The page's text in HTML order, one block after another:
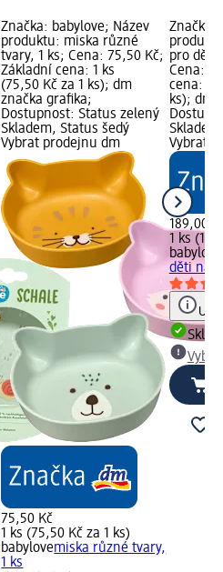
Značka: babylove; Název
produktu: miska různé
tvary, 1 ks; Cena: 75,50 Kč;
Základní cena: 1 ks
(75,50 Kč za 1 ks); dm
značka grafika;
Dostupnost: Status zelený
Skladem, Status šedý
Vybrat prodejnu dm
75,50 Kč
1 ks (75,50 Kč za 1 ks)
babylovemiska různé tvary,
1 ks
Značka:
pro děti
Cena:
cena: 1
ks); dm
Vybrat
189,00
1 ks
babylove
děti na